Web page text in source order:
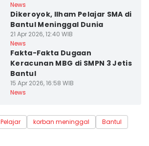
News
Dikeroyok, Ilham Pelajar SMA di
Bantul Meninggal Dunia
21 Apr 2026, 12:40 WIB
News
Fakta-Fakta Dugaan
Keracunan MBG di SMPN 3 Jetis
Bantul
15 Apr 2026, 16:58 WIB
News
Pelajar korban meninggal
Bantul